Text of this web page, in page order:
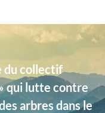
Idéal pour un cadeau.
du collectif
qui lutte contre
arbres dans le